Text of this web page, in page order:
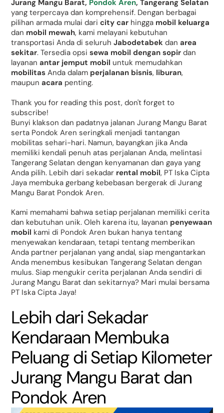
Jurang Mangu Barat, Pondok Aren, Tangerang Selatan
yang terpercaya dan komprehensif. Dengan berbagai
pilihan armada mulai daricity car hingga mobil keluarga
dan mobil mewah, kami melayani kebutuhan
transportasi Anda di seluruhJabodetabek danarea
sekitar. Tersedia opsisewa mobil dengan sopir dan
layananantar jemput mobil untuk memudahkan
mobilitas Anda dalam perjalanan bisnis, liburan,
maupunacara penting.
Thank you for reading this post, don't forget to
subscribe!
Bunyi klakson dan padatnya jalanan Jurang Mangu Barat
serta Pondok Aren seringkali menjadi tantangan
mobilitas sehari-hari. Namun, bayangkan jika Anda
memiliki kendali penuh atas perjalanan Anda, melintasi
Tangerang Selatan dengan kenyamanan dan gaya yang
Anda pilih. Lebih dari sekadar rental mobil, PT Iska Cipta
Jaya membuka gerbang kebebasan bergerak di Jurang
Mangu Barat Pondok Aren.
Kami memahami bahwa setiap perjalanan memiliki cerita
dan kebutuhan unik. Oleh karena itu, layanan penyewaan
mobil kami di Pondok Aren bukan hanya tentang
menyewakan kendaraan, tetapi tentang memberikan
Anda partner perjalanan yang andal, siap mengantarkan
Anda menembus kesibukan Tangerang Selatan dengan
mulus. Siap mengukir cerita perjalanan Anda sendiri di
Jurang Mangu Barat dan sekitarnya? Mari mulai bersama
PT Iska Cipta Jaya!
Lebih dari Sekadar
Kendaraan Membuka
Peluang di Setiap Kilometer
Jurang Mangu Barat dan
Pondok Aren